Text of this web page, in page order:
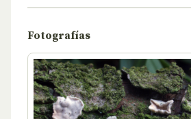
Fotografías